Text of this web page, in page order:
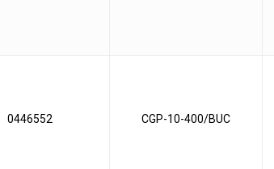
0446552 CGP-10-400/BUC